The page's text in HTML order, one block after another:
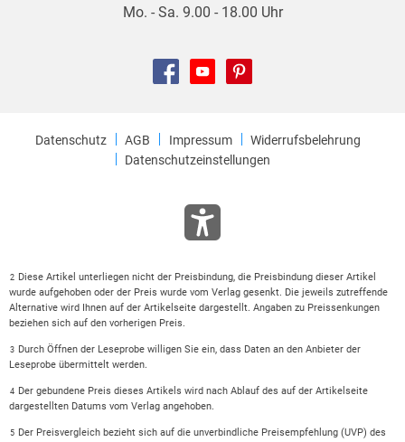
Mo. - Sa. 9.00 - 18.00 Uhr
Datenschutz AGB Impressum
Widerrufsbelehrung
Datenschutzeinstellungen
2
Diese Artikel unterliegen nicht der Preisbindung, die Preisbindung dieser Artikel
wurde aufgehoben oder der Preis wurde vom Verlag gesenkt. Die jeweils zutreffende
Alternative wird Ihnen auf der Artikelseite dargestellt. Angaben zu Preissenkungen
beziehen sich auf den vorherigen Preis.
3
Durch Öffnen der Leseprobe willigen Sie ein, dass Daten an den Anbieter der
Leseprobe übermittelt werden.
4
Der gebundene Preis dieses Artikels wird nach Ablauf des auf der Artikelseite
dargestellten Datums vom Verlag angehoben.
5 Der Preisvergleich bezieht sich auf die unverbindliche Preisempfehlung (UVP) des